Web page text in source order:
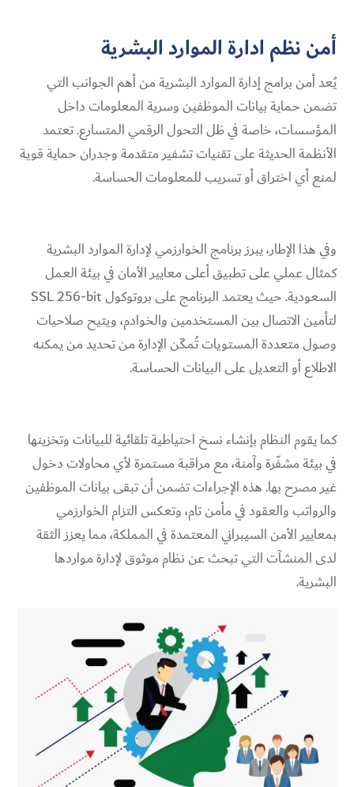
أمن نظم ادارة الموارد البشرية
يُعد أمن برامج إدارة الموارد البشرية من أهم الجوانب التي
تضمن حماية بيانات الموظفين وسرية المعلومات داخل
المؤسسات، خاصة في ظل التحول الرقمي المتسارع. تعتمد
الأنظمة الحديثة على تقنيات تشفير متقدمة وجدران حماية قوية
لمنع أي اختراق أو تسريب للمعلومات الحساسة.
وفي هذا الإطار، يبرز برنامج الخوارزمي لإدارة الموارد البشرية
كمثال عملي على تطبيق أعلى معايير الأمان في بيئة العمل
السعودية. حيث يعتمد البرنامج على بروتوكول SSL 256-bit
لتأمين الاتصال بين المستخدمين والخوادم، ويتيح صلاحيات
وصول متعددة المستويات تُمكّن الإدارة من تحديد من يمكنه
الاطلاع أو التعديل على البيانات الحساسة.
كما يقوم النظام بإنشاء نسخ احتياطية تلقائية للبيانات وتخزينها
في بيئة مشفّرة وآمنة، مع مراقبة مستمرة لأي محاولات دخول
غير مصرح بها. هذه الإجراءات تضمن أن تبقى بيانات الموظفين
والرواتب والعقود في مأمن تام، وتعكس التزام الخوارزمي
بمعايير الأمن السيبراني المعتمدة في المملكة، مما يعزز الثقة
لدى المنشآت التي تبحث عن نظام موثوق لإدارة مواردها
البشرية.